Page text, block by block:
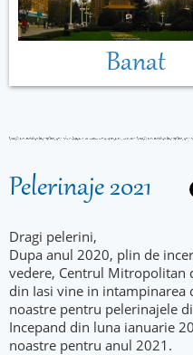
Banat
Pelerinaje 2021
Dragi pelerini,
Dupa anul 2020, plin de
vedere, Centrul Mitropolitan
din Iasi vine in intampinarea
noastre pentru pelerinajele
Incepand din luna ianuarie
noastre pentru anul 2021.